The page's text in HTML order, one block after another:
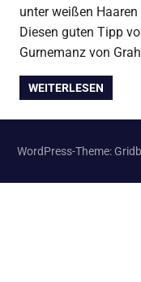
unter weißen
Diesen guten Tipp
Gurnemanz von
WEITERLESEN
WordPress-Theme: